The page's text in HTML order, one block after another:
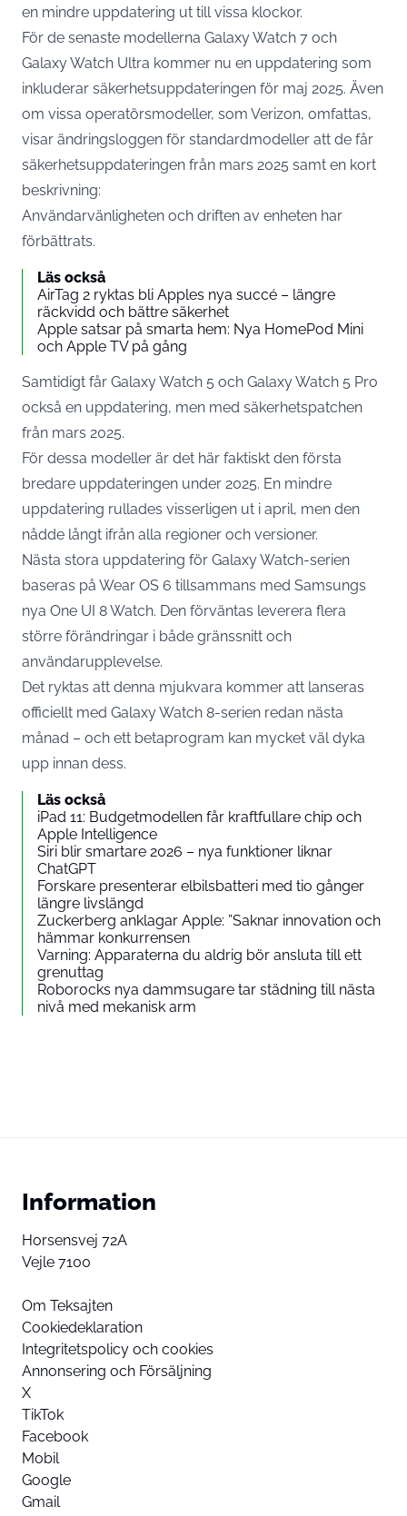
en mindre uppdatering ut till vissa klockor.
För de senaste modellerna Galaxy Watch 7 och
Galaxy Watch Ultra kommer nu en uppdatering som
inkluderar säkerhetsuppdateringen för maj 2025. Även
om vissa operatörsmodeller, som Verizon, omfattas,
visar ändringsloggen för standardmodeller att de får
säkerhetsuppdateringen från mars 2025 samt en kort
beskrivning:
Användarvänligheten och driften av enheten har
förbättrats.
Läs också
AirTag 2 ryktas bli Apples nya succé – längre
räckvidd och bättre säkerhet
Apple satsar på smarta hem: Nya HomePod Mini
och Apple TV på gång
Samtidigt får Galaxy Watch 5 och Galaxy Watch 5 Pro
också en uppdatering, men med säkerhetspatchen
från mars 2025.
För dessa modeller är det här faktiskt den första
bredare uppdateringen under 2025. En mindre
uppdatering rullades visserligen ut i april, men den
nådde långt ifrån alla regioner och versioner.
Nästa stora uppdatering för Galaxy Watch-serien
baseras på Wear OS 6 tillsammans med Samsungs
nya One UI 8 Watch. Den förväntas leverera flera
större förändringar i både gränssnitt och
användarupplevelse.
Det ryktas att denna mjukvara kommer att lanseras
officiellt med Galaxy Watch 8-serien redan nästa
månad – och ett betaprogram kan mycket väl dyka
upp innan dess.
Läs också
iPad 11: Budgetmodellen får kraftfullare chip och
Apple Intelligence
Siri blir smartare 2026 – nya funktioner liknar
ChatGPT
Forskare presenterar elbilsbatteri med tio gånger
längre livslängd
Zuckerberg anklagar Apple: ”Saknar innovation och
hämmar konkurrensen
Varning: Apparaterna du aldrig bör ansluta till ett
grenuttag
Roborocks nya dammsugare tar städning till nästa
nivå med mekanisk arm
Information
Horsensvej 72A
Vejle 7100
Om Teksajten
Cookiedeklaration
Integritetspolicy och cookies
Annonsering och Försäljning
X
TikTok
Facebook
Mobil
Google
Gmail